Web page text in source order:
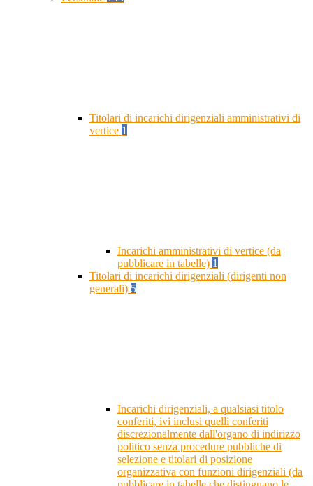
Titolari di incarichi dirigenziali amministrativi di
vertice 1
Incarichi amministrativi di vertice (da
pubblicare in tabelle) 1
Titolari di incarichi dirigenziali (dirigenti non
generali) 5
Incarichi dirigenziali, a qualsiasi titolo
conferiti, ivi inclusi quelli conferiti
discrezionalmente dall'organo di indirizzo
politico senza procedure pubbliche di
selezione e titolari di posizione
organizzativa con funzioni dirigenziali (da